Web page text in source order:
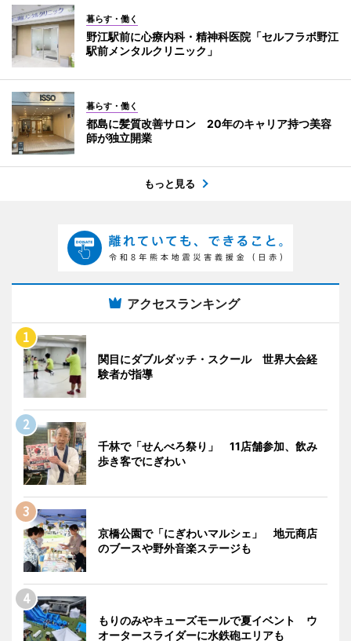
暮らす・働く
野江駅前に心療内科・精神科医院「セルフラボ野江
駅前メンタルクリニック」
暮らす・働く
都島に髪質改善サロン 20年のキャリア持つ美容
師が独立開業
もっと見る
アクセスランキング
関目にダブルダッチ・スクール 世界大会経
験者が指導
千林で「せんべろ祭り」 11店舗参加、飲み
歩き客でにぎわい
京橋公園で「にぎわいマルシェ」 地元商店
のブースや野外音楽ステージも
もりのみやキューズモールで夏イベント ウ
オータースライダーに水鉄砲エリアも